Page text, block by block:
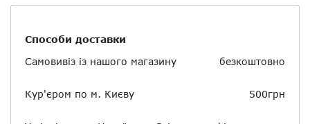
Способи доставки
Самовивіз із нашого магазину
безкоштовно
Кур'єром по м. Києву 500грн